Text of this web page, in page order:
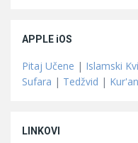
APPLE iOS
Pitaj Učene | Islamski
Sufara | Tedžvid |
LINKOVI